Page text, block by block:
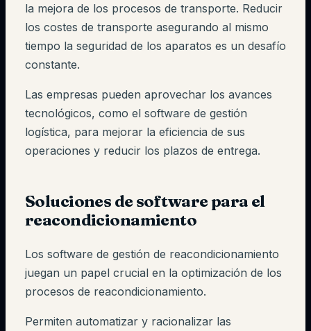
la mejora de los procesos de transporte. Reducir
los costes de transporte asegurando al mismo
tiempo la seguridad de los aparatos es un desafío
constante.
Las empresas pueden aprovechar los avances
tecnológicos, como el software de gestión
logística, para mejorar la eficiencia de sus
operaciones y reducir los plazos de entrega.
Soluciones de software para el
reacondicionamiento
Los software de gestión de reacondicionamiento
juegan un papel crucial en la optimización de los
procesos de reacondicionamiento.
Permiten automatizar y racionalizar las